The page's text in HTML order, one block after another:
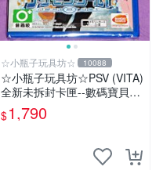
☆小瓶子玩具坊☆ 10088
☆小瓶子玩具坊☆PSV (VITA)
全新未拆封卡匣--數碼寶貝世
界-next 0rder-新秩序 (初回日
版)
$1,790